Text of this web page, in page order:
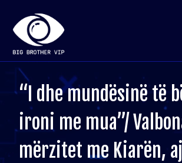
“I dhe mundësinë të
ironi me mua”/
mërzitet me Kiarën,